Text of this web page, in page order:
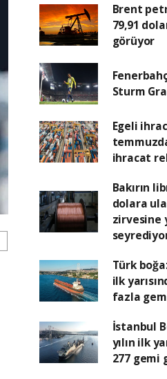
Brent
79,91
görüyor
Sturm
Egeli
ihracat
Bakırın
dolara
zirvesine
Türk
ilk
fazla
İstanbul
yılın ilk
277 gemi